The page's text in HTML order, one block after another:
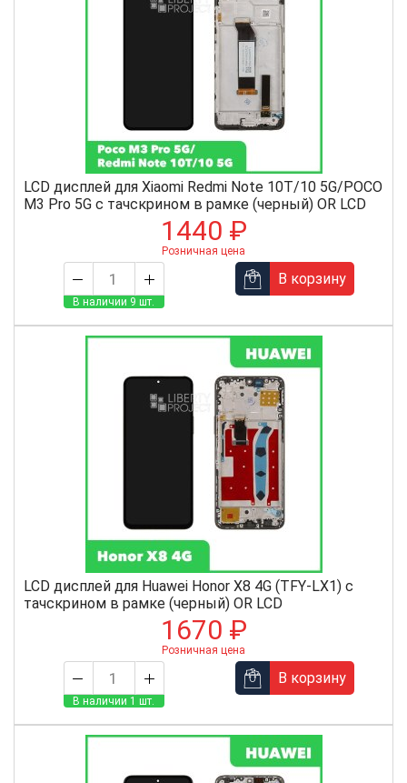
LCD дисплей для Xiaomi Redmi Note 10T/10 5G/POCO
M3 Pro 5G с тачскрином в рамке (черный) OR LCD
1440 ₽
Розничная цена
В наличии 9 шт.
В корзину
LCD дисплей для Huawei Honor X8 4G (TFY-LX1) с
тачскрином в рамке (черный) OR LCD
1670 ₽
Розничная цена
В наличии 1 шт.
В корзину